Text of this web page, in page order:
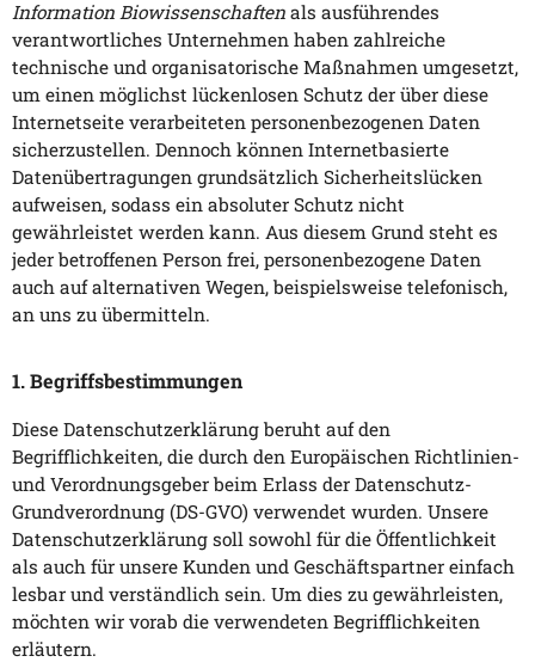
Information Biowissenschaften als ausführendes
verantwortliches Unternehmen haben zahlreiche
technische und organisatorische Maßnahmen umgesetzt,
um einen möglichst lückenlosen Schutz der über diese
Internetseite verarbeiteten personenbezogenen Daten
sicherzustellen. Dennoch können Internetbasierte
Datenübertragungen grundsätzlich Sicherheitslücken
aufweisen, sodass ein absoluter Schutz nicht
gewährleistet werden kann. Aus diesem Grund steht es
jeder betroffenen Person frei, personenbezogene Daten
auch auf alternativen Wegen, beispielsweise telefonisch,
an uns zu übermitteln.
1. Begriffsbestimmungen
Diese Datenschutzerklärung beruht auf den
Begrifflichkeiten, die durch den Europäischen Richtlinien-
und Verordnungsgeber beim Erlass der Datenschutz-
Grundverordnung (DS-GVO) verwendet wurden. Unsere
Datenschutzerklärung soll sowohl für die Öffentlichkeit
als auch für unsere Kunden und Geschäftspartner einfach
lesbar und verständlich sein. Um dies zu gewährleisten,
möchten wir vorab die verwendeten Begrifflichkeiten
erläutern.